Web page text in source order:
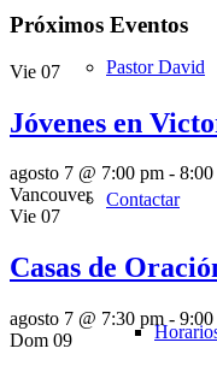
Pastor David
Contactar
Próximos Eventos
Vie 07
Jóvenes en
agosto 7 @ 7:00 pm -
Vancouver
Vie 07
Casas de
agosto 7 @ 7:30 pm -
Dom 09